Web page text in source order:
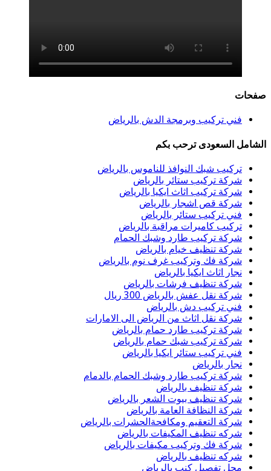
صفحات
فني تركيب وبرمجة الدش بالرياض
الشامل السعودى ترحب بكم
تركيب شبك النوافذ للناموس بالرياض
شركة تركيب ستائر بالرياض
شركة تركيب اثاث ايكيا بالرياض
شركة قص اشجار بالرياض
فني تركيب ستائر بالرياض
تركيب كاميرات مراقبة بالرياض
شركة تركيب طارد وشبك الحمام
شركة تنظيف خيام بالرياض
شركة فك وتركيب غرف نوم بالرياض
نجار اثاث ايكيا بالرياض
شركة تنظيف فرشات بالرياض
شركة نقل عفش بالرياض 300 ريال
فني تركيب دش بالرياض
شركة نقل اثاث من الرياض الى الامارات
شركة تركيب طارد حمام بالرياض
شركة تركيب شبك حمام بالرياض
فني تركيب ستائر ايكيا بالرياض
نجار بالرياض
شركة تركيب طارد وشبك الحمام بالدمام
شركة تنظيف بالرياض
شركة تنظيف بيوت الشعر بالرياض
شركة النظافة العامة بالرياض
شركة التعقيم ومكافحةالحشرات بالرياض
شركه تنظيف المكيفات بالرياض
شركة فك وتركيب مكيفات بالرياض
شركه تنظيف بالرياض
محل تفصيل كنب بالرياض